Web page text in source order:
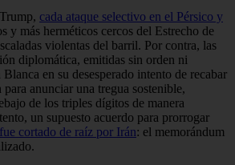
cada ataque selectivo en el Pérsico y
y más herméticos cercos del Estrecho de
violentas del barril. Por contra, las
diplomática, emitidas sin orden ni
en su desesperado intento de recabar
anunciar una tregua sostenible,
de los triples dígitos de manera
un supuesto acuerdo para prorrogar
fue cortado de raíz por Irán: el memorándum